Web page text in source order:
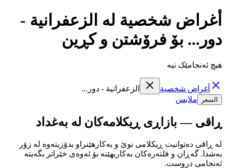
أغراض شخصية لە الزعفرانية -
دور... بۆ فرۆشتن و کڕین
هیچ ئەنجامێک نیە
أغراض شخصية الزعفرانية - دور...
السعر ملابس
ڕاقی — بازاڕی ڕیکلامەکان لە بەغداد
لە ڕاقی دەتوانیت ڕیکلامی نوێ و بەکارهێنراو بدۆزیتەوە لە زۆر
بەشدا. گەڕان و فلتەرەکان بەکاربهێنە بۆ ئەوەی خێراتر بگەیتە
ئەنجامی دروست.